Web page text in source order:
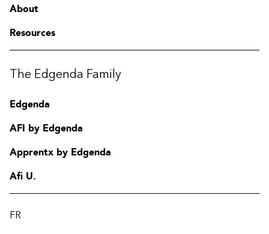
About
Resources
The Edgenda Family
Edgenda
AFI by Edgenda
Apprentx by Edgenda
Afi U.
FR